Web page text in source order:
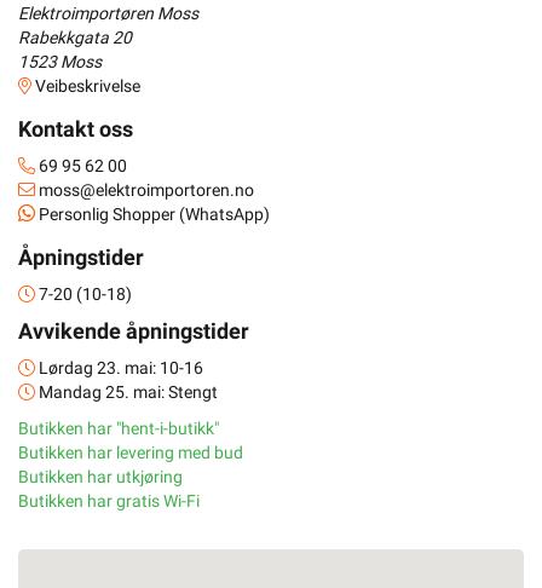
Elektroimportøren Moss
Rabekkgata 20
1523 Moss
Veibeskrivelse
Kontakt oss
69 95 62 00
moss@elektroimportoren.no
Personlig Shopper (WhatsApp)
Åpningstider
7-20 (10-18)
Avvikende åpningstider
Lørdag 23. mai: 10-16
Mandag 25. mai: Stengt
Butikken har "hent-i-butikk"
Butikken har levering med bud
Butikken har utkjøring
Butikken har gratis Wi-Fi